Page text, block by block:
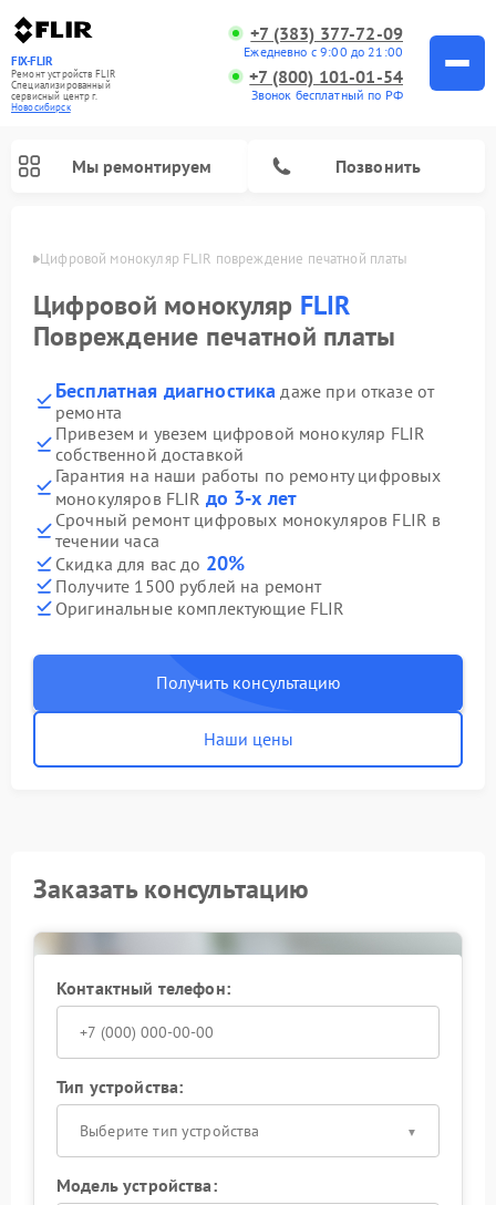
FIX-FLIR
Ремонт устройств FLIR
Специализированный
cервисный центр г.
Новосибирск
+7 (383) 377-72-09
Ежедневно с 9:00 до 21:00
+7 (800) 101-01-54
Звонок бесплатный по РФ
Мы ремонтируем Позвонить
Цифровой монокуляр FLIR повреждение печатной платы
Цифровой монокуляр FLIR
Повреждение печатной платы
Бесплатная диагностика даже при отказе от
ремонта
Привезем и увезем цифровой монокуляр FLIR
собственной доставкой
Гарантия на наши работы по ремонту цифровых
монокуляров FLIR до 3-х лет
Срочный ремонт цифровых монокуляров FLIR в
течении часа
Скидка для вас до 20%
Получите 1500 рублей на ремонт
Оригинальные комплектующие FLIR
Получить консультацию
Наши цены
Заказать консультацию
Контактный телефон:
Тип устройства:
Выберите тип устройства
Модель устройства: